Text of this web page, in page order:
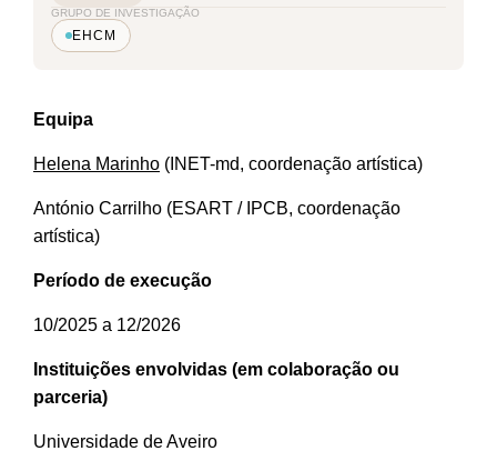
GRUPO DE INVESTIGAÇÃO
EHCM
Equipa
Helena Marinho (INET-md, coordenação artística)
António Carrilho (ESART / IPCB, coordenação
artística)
Período de execução
10/2025 a 12/2026
Instituições envolvidas (em colaboração ou
parceria)
Universidade de Aveiro